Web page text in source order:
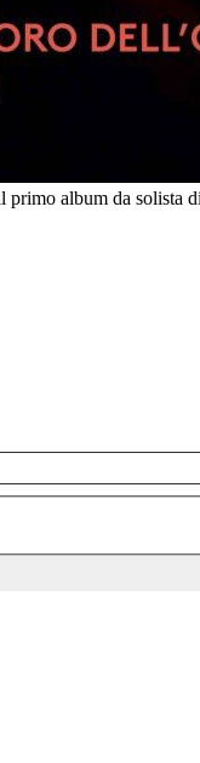
album da solista